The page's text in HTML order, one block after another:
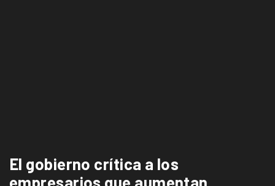
El gobierno crítica a los
empresarios que aumentan